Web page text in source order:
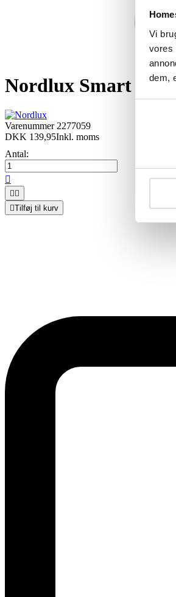
Vi
vores
dem,
Nordlux Smart E27
Varenummer 2277059
DKK 139,95Inkl. moms
Antal:

 
Tilføj til kurv